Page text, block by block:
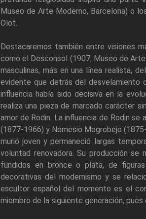
Museo de Arte Moderno, Barcelona) o
Olot.
Destacaremos también entre visiones
como el Desconsol (1907, Museo de
masculinas, más en una línea realista, del
evidente que detrás del desvelamiento
influencia había sido decisiva en la
realiza una pieza de marcado carácter
amor de Rodin. La influencia de Rodin
(1877-1966) y Nemesio Mogrobejo
murió joven y permaneció largas
voluntad renovadora. Su producción se
fundidos en bronce o plata, de
decorativas del modernismo y se
escultor español del momento es el
miembro de la siguiente generación,